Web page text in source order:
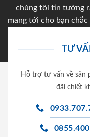
chúng tôi tin tưởng
mang tới cho bạn
TƯ
Hỗ trợ tư vấn về sản
đãi chiết